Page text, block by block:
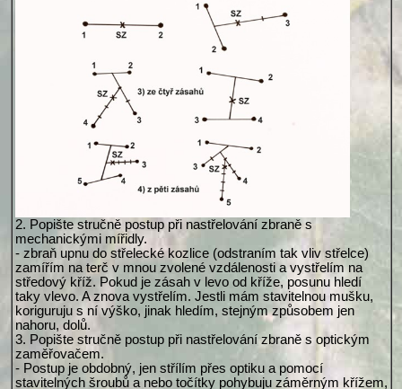
2. Popište stručně postup při nastřelování zbraně s
mechanickými mířidly.
- zbraň upnu do střelecké kozlice (odstraním tak vliv střelce)
zamířím na terč v mnou zvolené vzdálenosti a vystřelím na
středový kříž. Pokud je zásah v levo od kříže, posunu hledí
taky vlevo. A znova vystřelím. Jestli mám stavitelnou mušku,
koriguruju s ní výško, jinak hledím, stejným způsobem jen
nahoru, dolů.
3. Popište stručně postup při nastřelování zbraně s optickým
zaměřovačem.
- Postup je obdobný, jen střílím přes optiku a pomocí
stavitelných šroubů a nebo točítky pohybuju záměrným křížem,